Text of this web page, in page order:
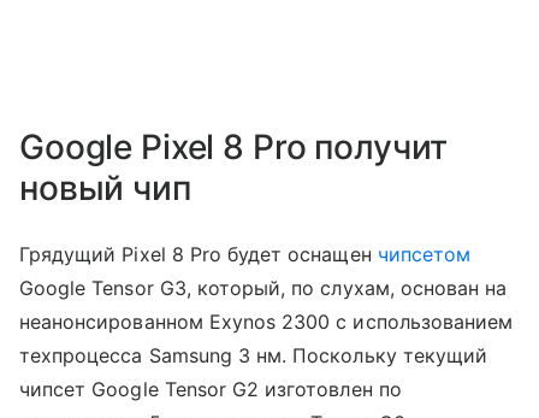
Google Pixel 8 Pro получит
новый чип
Грядущий Pixel 8 Pro будет оснащен чипсетом
Google Tensor G3, который, по слухам, основан на
неанонсированном Exynos 2300 с использованием
техпроцесса Samsung 3 нм. Поскольку текущий
чипсет Google Tensor G2 изготовлен по